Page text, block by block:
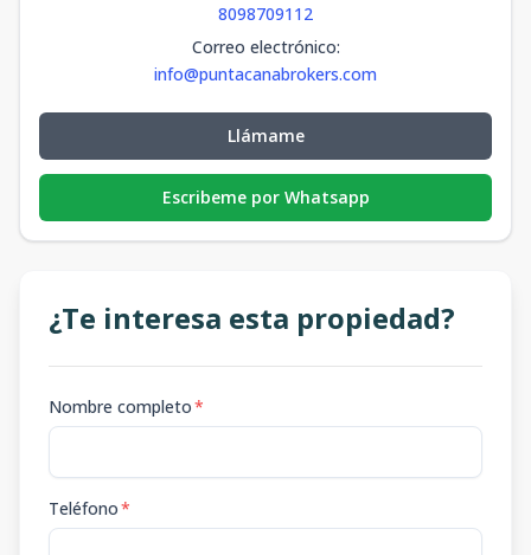
8098709112
Correo electrónico:
info@puntacanabrokers.com
Llámame
Escribeme por Whatsapp
¿Te interesa esta propiedad?
Nombre completo*
Teléfono*